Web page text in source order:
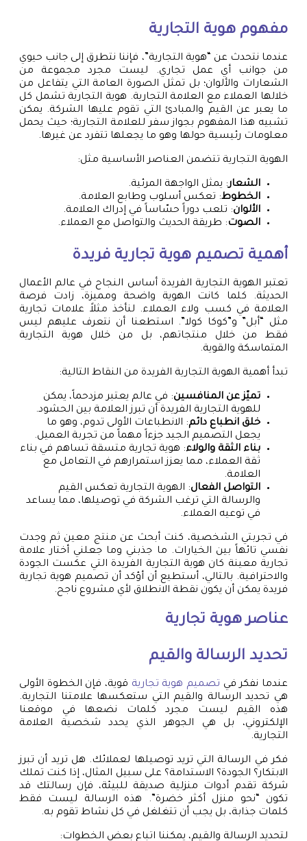
مفهوم هوية التجارية
عندما نتحدث عن “هوية التجارية”، فإننا نتطرق إلى جانب حيوي
من جوانب أي عمل تجاري. ليست مجرد مجموعة من
الشعارات والألوان؛ بل تمثل الصورة العامة التي يتفاعل من
خلالها العملاء مع العلامة التجارية. هوية التجارية تشمل كل
ما يعبر عن القيم والمبادئ التي تقوم عليها الشركة. يمكن
تشبيه هذا المفهوم بجواز سفر للعلامة التجارية؛ حيث يحمل
معلومات رئيسية حولها وهو ما يجعلها تتفرد عن غيرها.
الهوية التجارية تتضمن العناصر الأساسية مثل:
الشعار: يمثل الواجهة المرئية.
الخطوط: تعكس أسلوب وطابع العلامة.
الألوان: تلعب دوراً حسّاساً في إدراك العلامة.
الصوت: طريقة الحديث والتواصل مع العملاء.
أهمية تصميم هوية تجارية فريدة
تعتبر الهوية التجارية الفريدة أساس النجاح في عالم الأعمال
الحديثة. كلما كانت الهوية واضحة ومميزة، زادت فرصة
العلامة في كسب ولاء العملاء. لنأخذ مثلاً علامات تجارية
مثل “أبل” و”كوكا كولا”. استطعنا أن نتعرف عليهم ليس
فقط من خلال منتجاتهم، بل من خلال هوية التجارية
المتماسكة والقوية.
تبدأ أهمية الهوية التجارية الفريدة من النقاط التالية:
تميّز عن المنافسين: في عالم يعتبر مزدحماً، يمكن
للهوية التجارية الفريدة أن تبرز العلامة بين الحشود.
خلق انطباع دائم: الانطباعات الأولى تدوم، وهو ما
يجعل التصميم الجيد جزءاً مهماً من تجربة العميل.
بناء الثقة والولاء: هوية تجارية متسقة تساهم في بناء
ثقة العملاء، مما يعزز استمرارهم في التعامل مع
العلامة.
التواصل الفعال: الهوية التجارية تعكس القيم
والرسالة التي ترغب الشركة في توصيلها، مما يساعد
في توعيه العملاء.
في تجربتي الشخصية، كنت أبحث عن منتج معين ثم وجدت
نفسي تائهاً بين الخيارات. ما جذبني وما جعلني أختار علامة
تجارية معينة كان هوية التجارية الفريدة التي عكست الجودة
والاحترافية. بالتالي، أستطيع أن أؤكد أن تصميم هوية تجارية
فريدة يمكن أن يكون نقطة الانطلاق لأي مشروع ناجح.
عناصر هوية تجارية
تحديد الرسالة والقيم
عندما نفكر في تصميم هوية تجارية قوية، فإن الخطوة الأولى
هي تحديد الرسالة والقيم التي ستعكسها علامتنا التجارية.
هذه القيم ليست مجرد كلمات نضعها في موقعنا
الإلكتروني، بل هي الجوهر الذي يحدد شخصية العلامة
التجارية.
فكر في الرسالة التي تريد توصيلها لعملائك. هل تريد أن تبرز
الابتكار؟ الجودة؟ الاستدامة؟ على سبيل المثال، إذا كنت تملك
شركة تقدم أدوات منزلية صديقة للبيئة، فإن رسالتك قد
تكون “نحو منزل أكثر خضرة”. هذه الرسالة ليست فقط
كلمات جذابة، بل يجب أن تتغلغل في كل نشاط تقوم به.
لتحديد الرسالة والقيم، يمكننا اتباع بعض الخطوات: